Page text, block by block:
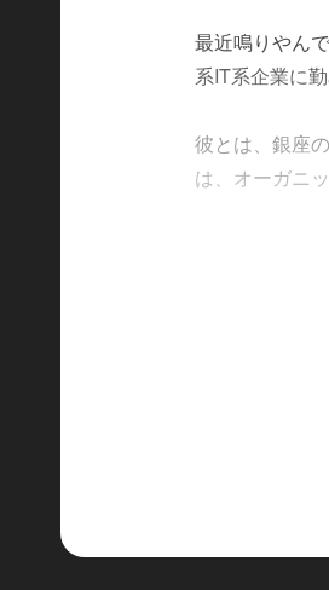
最近鳴りやん
系IT系企業に勤
彼とは、銀座
は、オーガニ